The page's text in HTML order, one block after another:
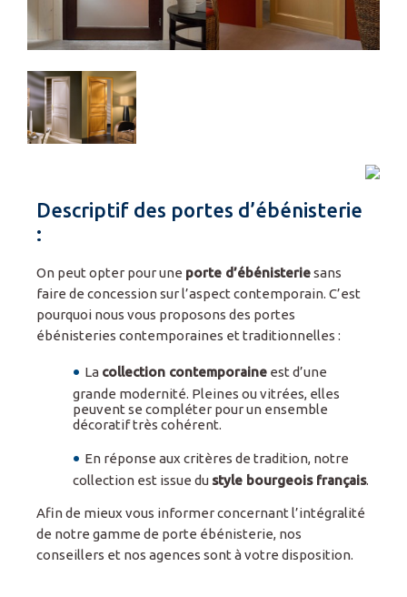
Descriptif des portes d’ébénisterie
:
On peut opter pour une porte d’ébénisteriesans
faire de concession sur l’aspect contemporain. C’est
pourquoi nous vous proposons des portes
ébénisteries contemporaines et traditionnelles :
La collection contemporaine est d’une
grande modernité. Pleines ou vitrées, elles
peuvent se compléter pour un ensemble
décoratif très cohérent.
En réponse aux critères de tradition, notre
collection est issue du style bourgeois français.
Afin de mieux vous informer concernant l’intégralité
de notre gamme de porte ébénisterie, nos
conseillers et nos agences sont à votre disposition.